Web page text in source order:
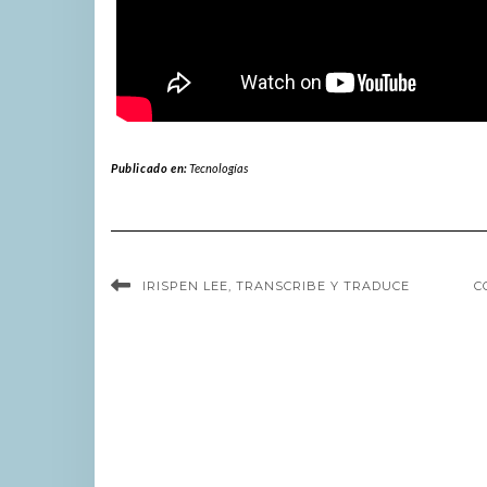
Publicado en:Tecnologías
IRISPEN LEE, TRANSCRIBE Y TRADUCE